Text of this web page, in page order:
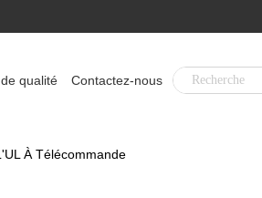
qualité Contactez-nous
À Télécommande